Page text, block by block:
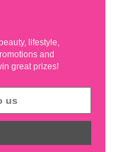
lifestyle,
and
great prizes!